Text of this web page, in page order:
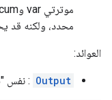
محدد، ولكنه قد
العوائد:
Output : نفس